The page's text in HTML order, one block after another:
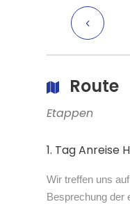
Route
Etappen
1. Tag Anreise
Wir treffen uns
Besprechung der